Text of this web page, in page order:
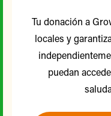
Tu donación a
locales y
puedan